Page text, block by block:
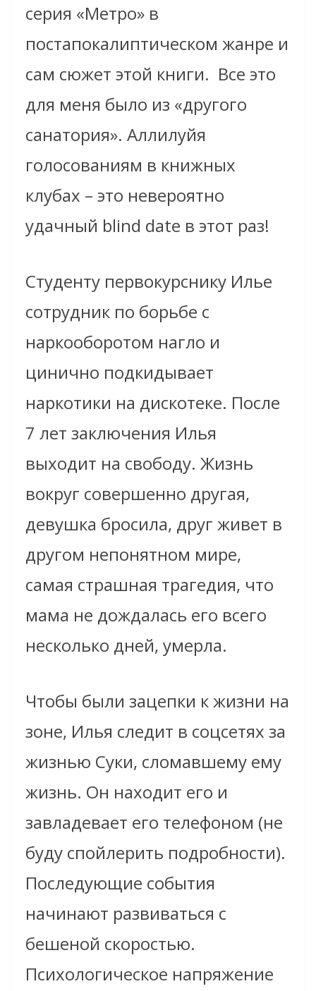
серия «Метро» в
постапокалиптическом жанре и
сам сюжет этой книги. Все это
для меня было из «другого
санатория». Аллилуйя
голосованиям в книжных
клубах – это невероятно
удачный blind date в этот раз!
Студенту первокурснику Илье
сотрудник по борьбе с
наркооборотом нагло и
цинично подкидывает
наркотики на дискотеке. После
7 лет заключения Илья
выходит на свободу. Жизнь
вокруг совершенно другая,
девушка бросила, друг живет в
другом непонятном мире,
самая страшная трагедия, что
мама не дождалась его всего
несколько дней, умерла.
Чтобы были зацепки к жизни на
зоне, Илья следит в соцсетях за
жизнью Суки, сломавшему ему
жизнь. Он находит его и
завладевает его телефоном (не
буду спойлерить подробности).
Последующие события
начинают развиваться с
бешеной скоростью.
Психологическое напряжение